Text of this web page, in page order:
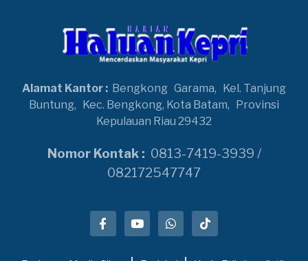
Alamat Kantor : Bengkong Garama, Kel. Tanjung
Buntung, Kec. Bengkong, Kota Batam, Provinsi
Kepulauan Riau 29432
Nomor Kontak : 0813-7419-3939 /
082172547747